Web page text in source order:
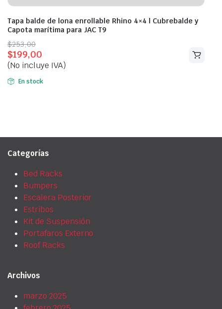
Tapa balde de lona enrollable Rhino 4×4 | Cubrebalde y
Capota marítima para JAC T9
$253,00
Original
price
was:
$253,00.
$199,00
Current
price
is:
$199,00.
(No incluye IVA)
En stock
Categorías
Bed Racks
Bumpers
Escalera Posterior
Estribos
Kit de Suspensión
Portafaros Externo
Roof Racks
Archivos
marzo 2025